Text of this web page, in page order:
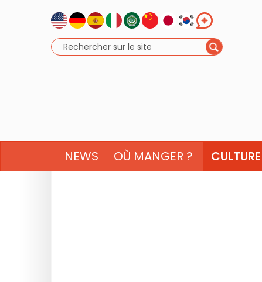
NEWS OÙ MANGER ? CULTURE